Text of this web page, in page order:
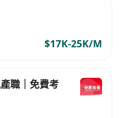
享實戰經驗，加速新人成
營業員/代理牌照優先錄取
標感，肯吃苦，願意面
，識基本普通話，能使用
歡迎各行各業轉職人士、
大餅，用平台同制度幫你
招聘熱線 69084942胡生
$17K-25K/M
職｜免費考